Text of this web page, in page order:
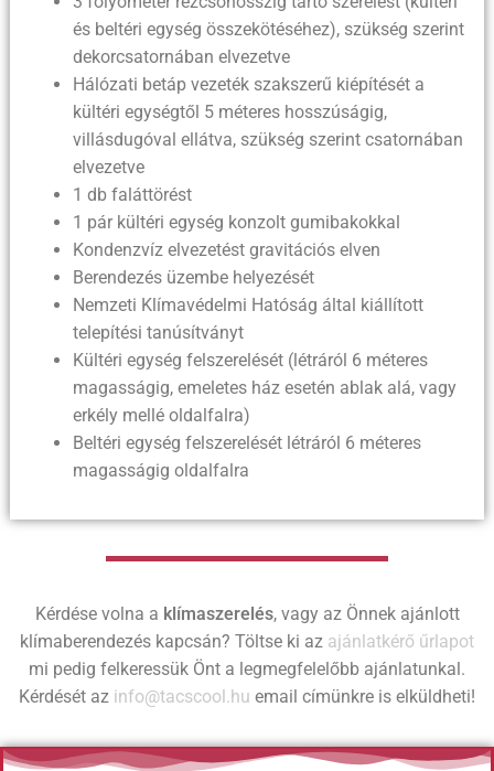
és beltéri egység összekötéséhez), szükség szerint
dekorcsatornában elvezetve
Hálózati betáp vezeték szakszerű kiépítését a
kültéri egységtől 5 méteres hosszúságig,
villásdugóval ellátva, szükség szerint csatornában
elvezetve
1 db faláttörést
1 pár kültéri egység konzolt gumibakokkal
Kondenzvíz elvezetést gravitációs elven
Berendezés üzembe helyezését
Nemzeti Klímavédelmi Hatóság által kiállított
telepítési tanúsítványt
Kültéri egység felszerelését (létráról 6 méteres
magasságig, emeletes ház esetén ablak alá, vagy
erkély mellé oldalfalra)
Beltéri egység felszerelését létráról 6 méteres
magasságig oldalfalra
Kérdése volna a klímaszerelés, vagy az Önnek ajánlott
klímaberendezés kapcsán? Töltse ki az ajánlatkérő űrlapot
mi pedig felkeressük Önt a legmegfelelőbb ajánlatunkal.
Kérdését az info@tacscool.hu email címünkre is elküldheti!